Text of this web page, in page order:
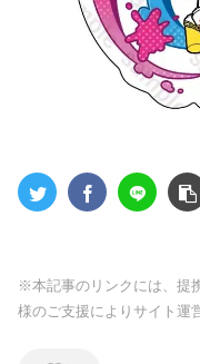
※本記事のリンクには、提
様のご支援によりサイト運